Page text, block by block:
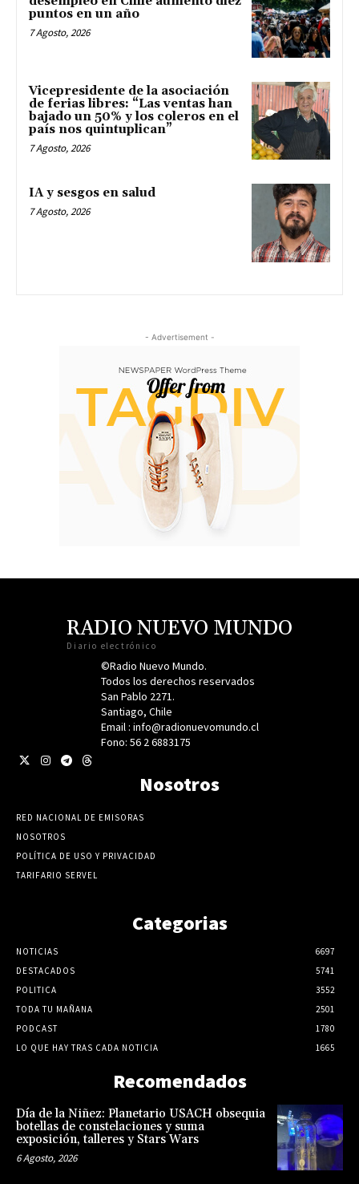
puntos en un año
7 Agosto, 2026
Vicepresidente de la asociación
de ferias libres: “Las ventas han
bajado un 50% y los coleros en el
país nos quintuplican”
7 Agosto, 2026
IA y sesgos en salud
7 Agosto, 2026
- Advertisement -
RADIO NUEVO MUNDO
Diario electrónico
©Radio Nuevo Mundo.
Todos los derechos reservados
San Pablo 2271.
Santiago, Chile
Email : info@radionuevomundo.cl
Fono: 56 2 6883175
Nosotros
RED NACIONAL DE EMISORAS
NOSOTROS
POLÍTICA DE USO Y PRIVACIDAD
TARIFARIO SERVEL
Categorias
NOTICIAS
6697
DESTACADOS
5741
POLITICA
3552
TODA TU MAÑANA
2501
PODCAST
1780
LO QUE HAY TRAS CADA NOTICIA
1665
Recomendados
Día de la Niñez: Planetario USACH obsequia
botellas de constelaciones y suma
exposición, talleres y Stars Wars
6 Agosto, 2026